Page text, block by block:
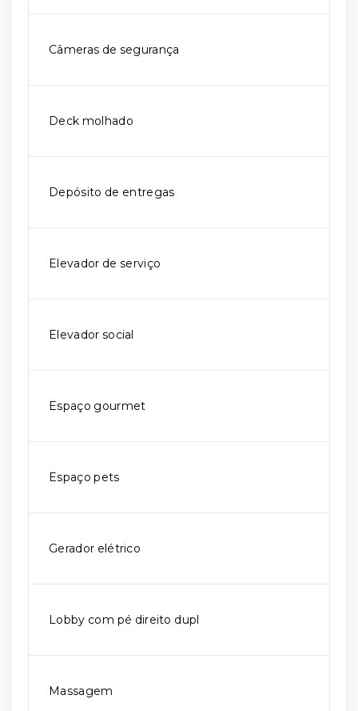
Câmeras de segurança
Deck molhado
Depósito de entregas
Elevador de serviço
Elevador social
Espaço gourmet
Espaço pets
Gerador elétrico
Lobby com pé direito dupl
Massagem